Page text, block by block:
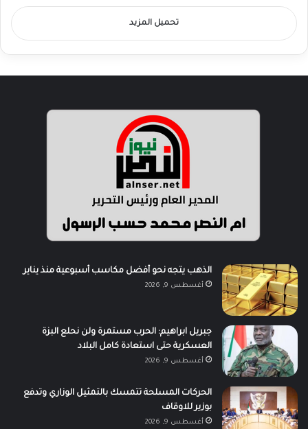
تحميل المزيد
الذهب يتجه نحو أفضل مكاسب أسبوعية منذ يناير
أغسطس 9, 2026
جبريل ابراهيم: الحرب مستمرة ولن نحلع البزة
العسكرية حتى استعادة كامل البلاد
أغسطس 9, 2026
الحركات المسلحة تتمسك بالتمثيل الوزاري وتدفع
بوزير للاوقاف
أغسطس 9, 2026